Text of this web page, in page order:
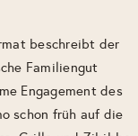
beschreibt der
Familiengut
Engagement des
schon früh auf die